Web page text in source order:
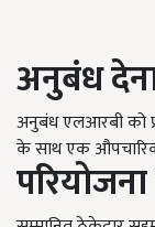
अनुबंध
अनुबंध एलआरबी को
के साथ एक